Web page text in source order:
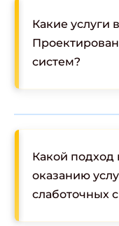
Какие услуги
систем?
Какой подход
оказанию
слаботочных